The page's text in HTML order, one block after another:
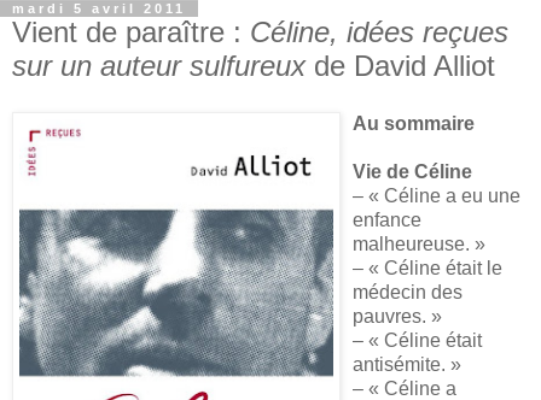
mardi 5 avril 2011
Vient de paraître : Céline, idées reçues
sur un auteur sulfureuxde David Alliot
Au sommaire
Vie de Céline
– « Céline a eu une
enfance
malheureuse. »
– « Céline était le
médecin des
pauvres. »
– « Céline était
antisémite. »
– « Céline a